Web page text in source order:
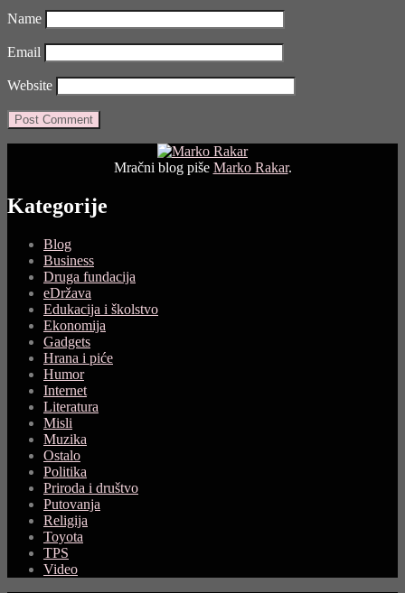
Name
Email
Website
Mračni blog piše Marko Rakar.
Kategorije
Blog
Business
Druga fundacija
eDržava
Edukacija i školstvo
Ekonomija
Gadgets
Hrana i piće
Humor
Internet
Literatura
Misli
Muzika
Ostalo
Politika
Priroda i društvo
Putovanja
Religija
Toyota
TPS
Video